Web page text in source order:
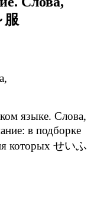
服
языке. Слова,
в подборке
которых せいふ